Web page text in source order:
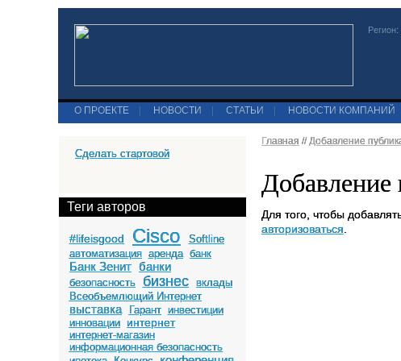
Регион:
О ПРОЕКТЕ НОВОСТИ СТАТЬИ НОВОСТИ КОМПАНИЙ
Сделать стартовой
Теги авторов
#lifeisgood Cisco
Softline
автоматизация аренда банк
Банк Зенит банки
безопасность бизнес
вклады
Всеобъемлющий Интернет
выставка Гарант инвестиции
инновации
интернет
интернет-магазин
информационная безопасность
Главная // Добавление
Для того, чтобы
авторизоваться